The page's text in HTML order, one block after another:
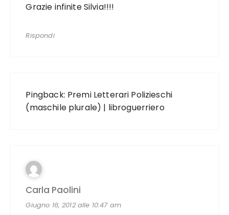
Grazie infinite Silvia!!!!
Rispondi
Pingback: Premi Letterari Polizieschi
(maschile plurale) | libroguerriero
Carla Paolini
Giugno 16, 2012 alle 10:47 am